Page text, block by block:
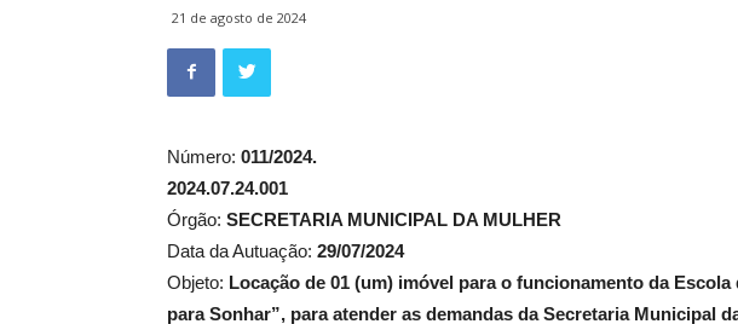
21 de agosto de 2024
Número: 011/
2024.07.24.001
Órgão: SECRETARIA MUNICIPAL DA MULHER
Data da Autuação: 29/07/2024
Objeto: Locação de 01 (um) imóvel para o funcionamento da
para Sonhar”, para atender as demandas da Secretaria Municipal